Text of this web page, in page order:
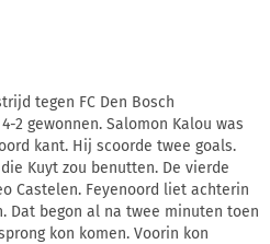
tegen FC Den Bosch
2 gewonnen. Salomon Kalou was
kant. Hij scoorde twee goals.
Kuyt zou benutten. De vierde
Castelen. Feyenoord liet achterin
Dat begon al na twee minuten toen
kon komen. Voorin kon